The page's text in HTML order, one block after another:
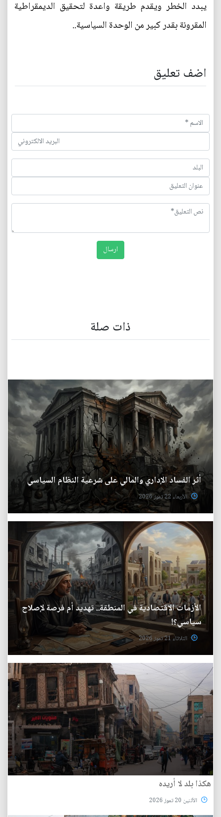
يبدد الخطر ويقدم طريقة واعدة لتحقيق الديمقراطية
المقرونة بقدر كبير من الوحدة السياسية..
اضف تعليق
ذات صلة
أثر الفساد الإداري والمالي على شرعية النظام السياسي
الأربعاء 22 تموز 2026
الأزمات الاقتصادية في المنطقة.. تهديد أم فرصة لإصلاح
سياسي؟!
الثلاثاء 21 تموز 2026
هكذا بلد لا أريده
الأثنين 20 تموز 2026